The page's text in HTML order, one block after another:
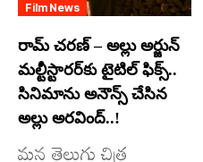
Film News
రామ్ చరణ్ – అల్లు అర్జున్
మల్టీస్టారర్​కు టైటిల్ ఫిక్స్..
సినిమాను అనౌన్స్ చేసిన
అల్లు అరవింద్..!
మన తెలుగు చిత్ర